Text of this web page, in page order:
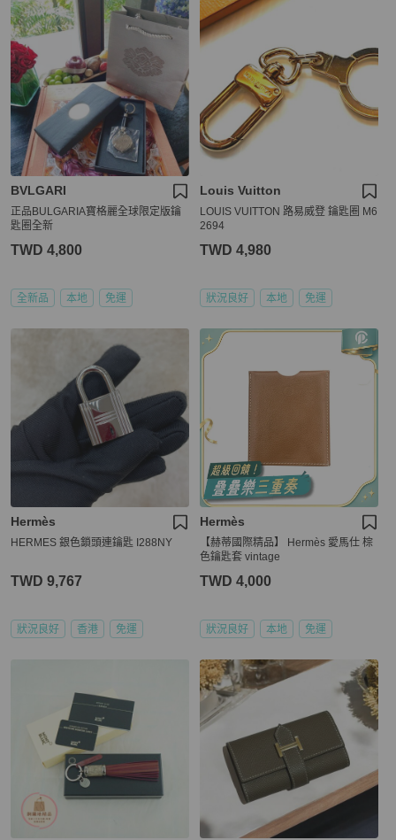
BVLGARI
正品BULGARIA寶格麗全球限定版鑰
匙圈全新
TWD 4,800
全新品 本地 免運
Louis Vuitton
LOUIS VUITTON 路易威登 鑰匙圈 M6
2694
TWD 4,980
狀況良好 本地 免運
Hermès
HERMES 銀色鎖頭連鑰匙 I288NY
TWD 9,767
狀況良好 香港 免運
Hermès
【赫蒂國際精品】 Hermès 愛馬仕 棕
色鑰匙套 vintage
TWD 4,000
狀況良好 本地 免運